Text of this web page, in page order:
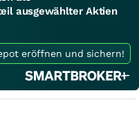
ausgewählter Aktien
eröffnen und sichern!